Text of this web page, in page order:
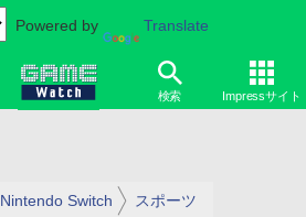
Powered by Translate
検索 Impressサイト
Nintendo Switch スポーツ